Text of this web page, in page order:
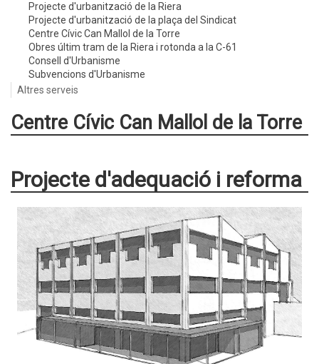
Projecte d'urbanització de la Riera
Projecte d'urbanització de la plaça del Sindicat
Centre Cívic Can Mallol de la Torre
Obres últim tram de la Riera i rotonda a la C-61
Consell d'Urbanisme
Subvencions d'Urbanisme
Altres serveis
Centre Cívic Can Mallol de la Torre
Projecte d'adequació i reforma